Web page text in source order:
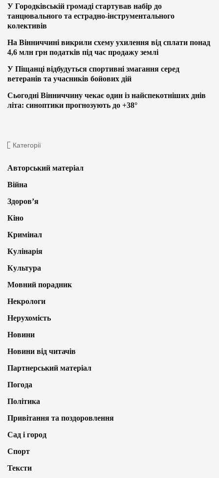
У Городківській громаді стартував набір до
танцювального та естрадно-інструментального
колективів
На Вінниччині викрили схему ухилення від сплати понад
4,6 млн грн податків під час продажу землі
У Піщанці відбудуться спортивні змагання серед
ветеранів та учасників бойових дій
Сьогодні Вінниччину чекає один із найспекотніших днів
літа: синоптики прогнозують до +38°
Категорії
Авторський матеріал
Війна
Здоров’я
Кіно
Кримінал
Кулінарія
Культура
Мовний порадник
Некрологи
Нерухомість
Новини
Новини від читачів
Партнерський матеріал
Погода
Політика
Привітання та поздоровлення
Сад і город
Спорт
Тексти